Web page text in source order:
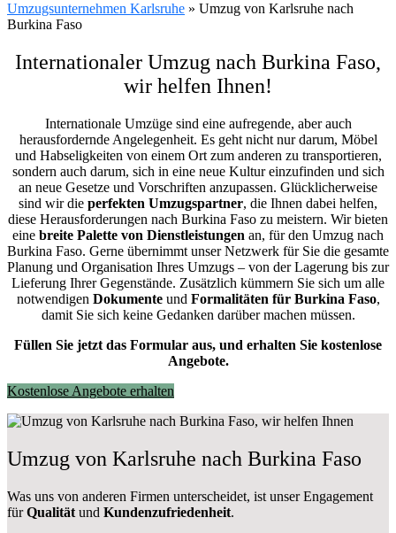
Umzugsunternehmen Karlsruhe » Umzug von Karlsruhe nach
Burkina Faso
Internationaler Umzug nach Burkina Faso,
wir helfen Ihnen!
Internationale Umzüge sind eine aufregende, aber auch
herausfordernde Angelegenheit. Es geht nicht nur darum, Möbel
und Habseligkeiten von einem Ort zum anderen zu transportieren,
sondern auch darum, sich in eine neue Kultur einzufinden und sich
an neue Gesetze und Vorschriften anzupassen. Glücklicherweise
sind wir die perfekten Umzugspartner, die Ihnen dabei helfen,
diese Herausforderungen nach Burkina Faso zu meistern. Wir bieten
eine breite Palette von Dienstleistungen an, für den Umzug nach
Burkina Faso. Gerne übernimmt unser Netzwerk für Sie die gesamte
Planung und Organisation Ihres Umzugs – von der Lagerung bis zur
Lieferung Ihrer Gegenstände. Zusätzlich kümmern Sie sich um alle
notwendigen Dokumenteund Formalitäten für Burkina Faso,
damit Sie sich keine Gedanken darüber machen müssen.
Füllen Sie jetzt das Formular aus, und erhalten Sie kostenlose
Angebote.
Kostenlose Angebote erhalten
Umzug von Karlsruhe nach Burkina Faso
Was uns von anderen Firmen unterscheidet, ist unser Engagement
fürQualität und Kundenzufriedenheit.